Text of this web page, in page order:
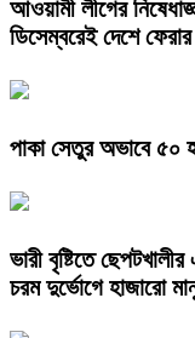
আওয়ামী লীগের
ডিসেম্বরেই দেশে
পাকা সেতুর অভাবে ৫০
ভারী বৃষ্টিতে
চরম দুর্ভোগে হাজারো